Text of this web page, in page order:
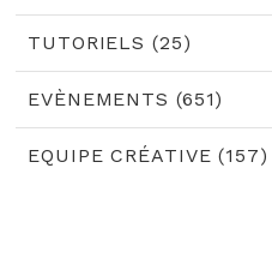
TUTORIELS (25)
EVÈNEMENTS (651)
EQUIPE CRÉATIVE (157)